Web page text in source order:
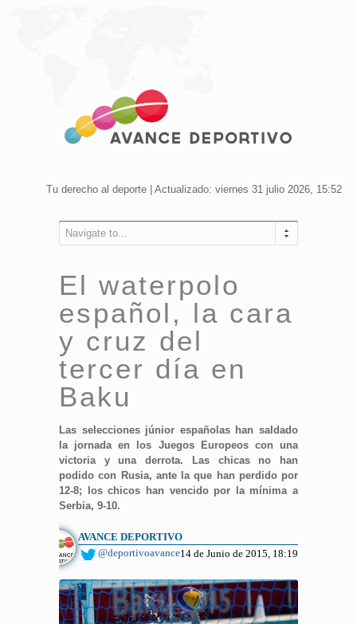
Tu derecho al deporte | Actualizado: viernes 31 julio 2026, 15:52
Navigate to...
El waterpolo
español, la cara
y cruz del
tercer día en
Baku
Las selecciones júnior españolas han saldado
la jornada en los Juegos Europeos con una
victoria y una derrota. Las chicas no han
podido con Rusia, ante la que han perdido por
12-8; los chicos han vencido por la mínima a
Serbia, 9-10.
AVANCE DEPORTIVO
@deportivoavance14 de Junio de 2015, 18:19